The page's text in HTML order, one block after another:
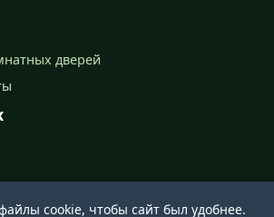
cookie, чтобы сайт был удобнее.
дверей